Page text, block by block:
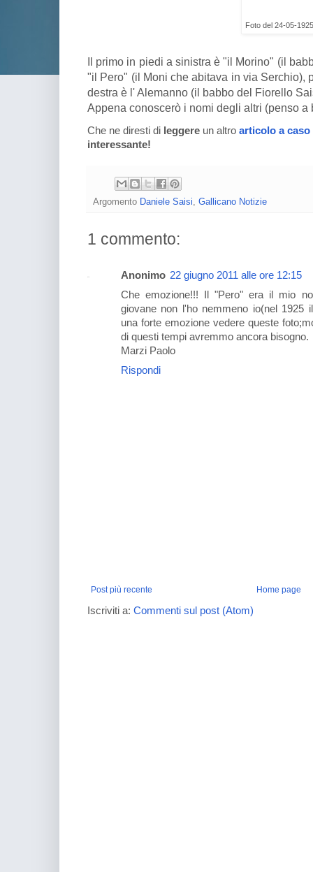
Foto del 24-05-1925
Il primo in piedi a sinistra è "il Morino" (il
"il Pero" (il Moni che abitava in via Serchio),
destra è l' Alemanno (il babbo del Fiorello
Appena conoscerò i nomi degli altri (penso a
Che ne diresti di leggere un altro articolo a caso
interessante!
Argomento Daniele Saisi Gallicano Notizie
1 commento:
Anonimo 22 giugno 2011 alle ore 12:15
Che emozione!!! Il "Pero" era il mio
giovane non l'ho nemmeno io(nel 1925
una forte emozione vedere queste
di questi tempi avremmo ancora bisogno.
Marzi Paolo
Rispondi
Post più recente Home page
Iscriviti a: Commenti sul post (Atom)